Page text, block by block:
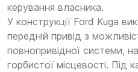
керування власника.
У конструкції Ford Kuga
передній привід з
повнопривідної системи,
горбистої місцевості. Під